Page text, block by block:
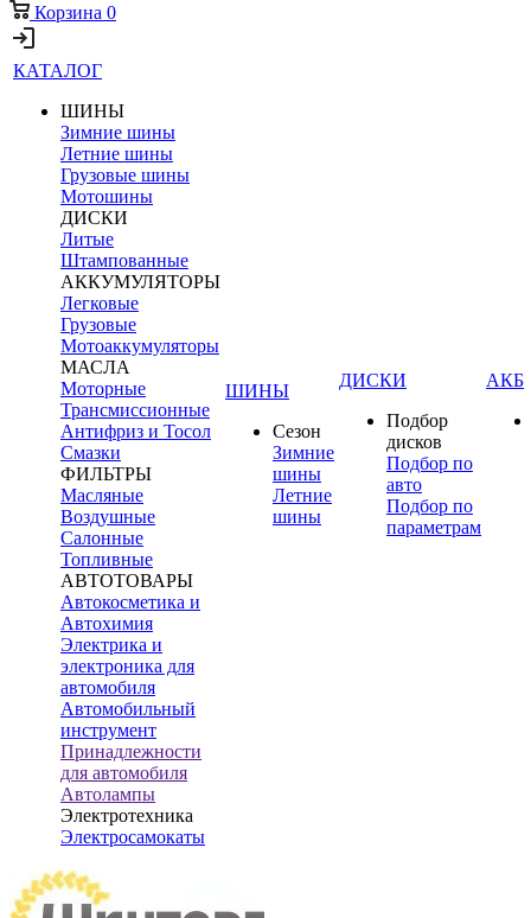
Корзина 0
КАТАЛОГ
ШИНЫ
Зимние шины
Летние шины
Грузовые шины
Мотошины
ДИСКИ
Литые
Штампованные
АККУМУЛЯТОРЫ
Легковые
Грузовые
Мотоаккумуляторы
МАСЛА
Моторные
Трансмиссионные
Антифриз и Тосол
Смазки
ФИЛЬТРЫ
Масляные
Воздушные
Салонные
Топливные
АВТОТОВАРЫ
Автокосметика и
Автохимия
Электрика и
электроника для
автомобиля
Автомобильный
инструмент
Принадлежности
для автомобиля
Автолампы
Электротехника
Электросамокаты
ШИНЫ
Сезон
Зимние
шины
Летние
шины
ДИСКИ
Подбор
дисков
Подбор по
авто
Подбор по
параметрам
АКБ